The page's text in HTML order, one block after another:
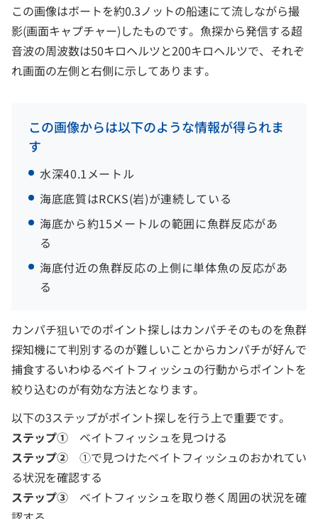
この画像はボートを約0.3ノットの船速にて流しながら撮
影(画面キャプチャー)したものです。魚探から発信する超
音波の周波数は50キロヘルツと200キロヘルツで、それぞ
れ画面の左側と右側に示してあります。
この画像からは以下のような情報が得られま
す
水深40.1メートル
海底底質はRCKS(岩)が連続している
海底から約15メートルの範囲に魚群反応があ
る
海底付近の魚群反応の上側に単体魚の反応があ
る
カンパチ狙いでのポイント探しはカンパチそのものを魚群
探知機にて判別するのが難しいことからカンパチが好んで
捕食するいわゆるベイトフィッシュの行動からポイントを
絞り込むのが有効な方法となります。
以下の3ステップがポイント探しを行う上で重要です。
ステップ① ベイトフィッシュを見つける
ステップ② ①で見つけたベイトフィッシュのおかれてい
る状況を確認する
ステップ③ ベイトフィッシュを取り巻く周囲の状況を確